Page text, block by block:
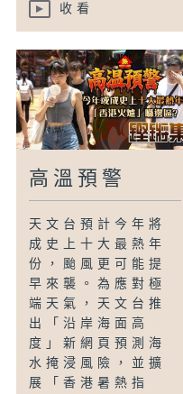
收看
高溫預警
天文台預計今年將
成史上十大最熱年
份，颱風更可能提
早來襲。為應對極
端天氣，天文台推
出「沿岸海面高
度」新網頁預測海
水掩浸風險，並擴
展「香港暑熱指